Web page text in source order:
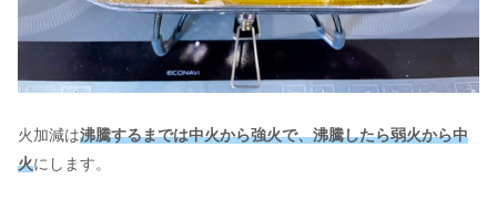
火加減は沸騰するまでは中火から強火で、沸騰したら弱火から中
火にします。